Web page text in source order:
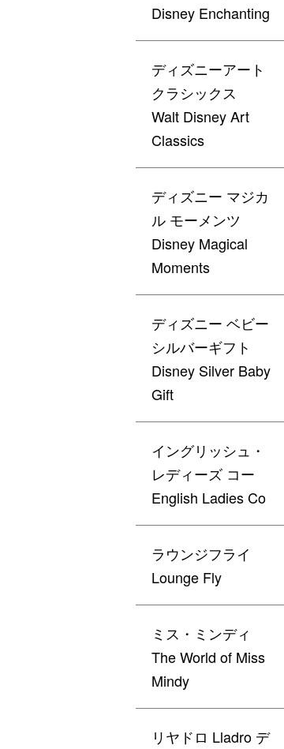
Disney Enchanting
ディズニーアート
クラシックス
Walt Disney Art
Classics
ディズニー マジカ
ル モーメンツ
Disney Magical
Moments
ディズニー ベビー
シルバーギフト
Disney Silver Baby
Gift
イングリッシュ・
レディーズ コー
English Ladies Co
ラウンジフライ
Lounge Fly
ミス・ミンディ
The World of Miss
Mindy
リヤドロ Lladro デ